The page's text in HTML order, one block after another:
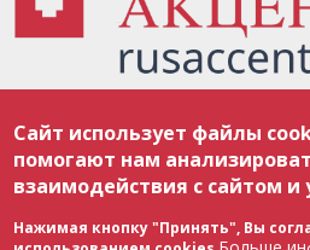
соответствии с законодательством
международными соглашениями. Полное
материалов возможно только с разрешения
или частичного воспроизведения
ОБЯЗАТЕЛЬНА АКТИВНАЯ ГИПЕРССЫЛКА на
текст. Фотоизображения, размещенные
ее исключительной собственностью.
Сайт использует файлы
помогают нам
взаимодействия с сайтом и
Нажимая кнопку "Принять", Вы